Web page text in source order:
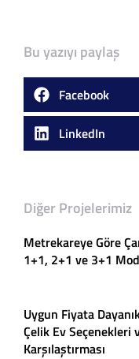
Bu yazıyı paylaş
Facebook
LinkedIn
Diğer Projelerimiz
Metrekareye Göre
1+1, 2+1 ve 3+1
Uygun Fiyata
Çelik Ev Seçenekleri
Karşılaştırması